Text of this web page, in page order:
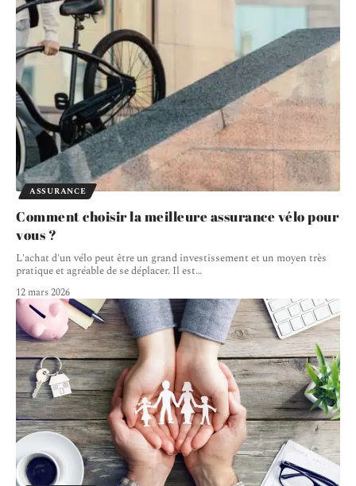
ASSURANCE
Comment choisir la meilleure assurance vélo pour
vous ?
L'achat d'un vélo peut être un grand investissement et un moyen très
pratique et agréable de se déplacer. Il est…
12 mars 2026